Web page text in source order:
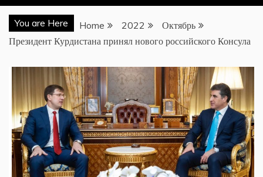
You are Here Home 2022
Октябрь
Президент Курдистана принял нового российского Консула